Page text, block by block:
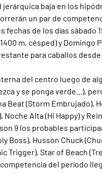
baja en los
un par de
fechas de los días sábado
m, césped) y Domingo
para caballos
del centro luego de
y se ponga verde...),
Beat (Storm Embrujado),
Alta (Hi Happy) y
9 los probables
Boss), Husson Chuck
Trigger), Star of Beach
del período